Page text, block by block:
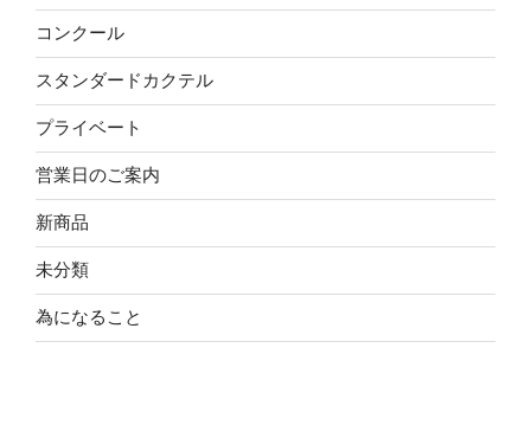
コンクール
スタンダードカクテル
プライベート
営業日のご案内
新商品
未分類
為になること